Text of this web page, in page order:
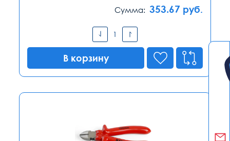
Сумма: 353.67 руб.
В корзину